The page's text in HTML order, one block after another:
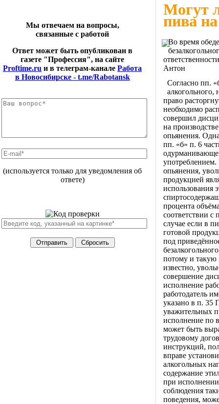
Мы отвечаем на вопросы,
связанные с работой
Ответ может быть опубликован в
газете "Профессия", на сайте
Proftime.ru и в телеграм-канале Работа
в Новосибирске - t.me/Rabotansk
(используется только для уведомления об
ответе)
Могут
пива
Во время
Антон
Согласно пп.
алкогольного,
право
необходимо
совершил
на
опьянения.
пп. «б» п. 6
употреблением.
опьянения,
продукцией
использования
процента
соответствии
случае если в
готовой
под
потому и такую
известно,
совершение
исполнение
работодатель
указано в п. 35
уважительных
исполнение по
может быть
трудовому
инструкций,
вправе
алкогольных
содержание
при исполнении
соблюдения
поведения,